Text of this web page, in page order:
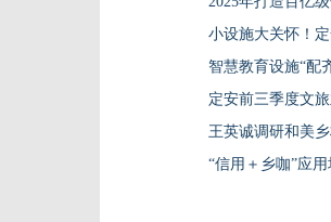
小设施大关怀！
智慧教育设施“配
定安前三季度文
王英诚调研和美
“信用＋乡咖”应